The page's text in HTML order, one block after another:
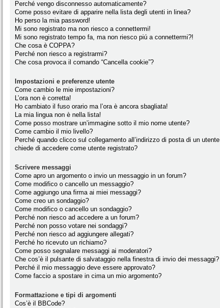
Perché vengo disconnesso automaticamente?
Come posso evitare di apparire nella lista degli utenti in linea?
Ho perso la mia password!
Mi sono registrato ma non riesco a connettermi!
Mi sono registrato tempo fa, ma non riesco piú a connettermi?!
Che cosa è COPPA?
Perché non riesco a registrarmi?
Che cosa provoca il comando “Cancella cookie”?
Impostazioni e preferenze utente
Come cambio le mie impostazioni?
L’ora non è corretta!
Ho cambiato il fuso orario ma l’ora è ancora sbagliata!
La mia lingua non è nella lista!
Come posso mostrare un’immagine sotto il mio nome utente?
Come cambio il mio livello?
Perché quando clicco sul collegamento all’indirizzo di posta di un
chiede di accedere come utente registrato?
Scrivere messaggi
Come apro un argomento o invio un messaggio in un forum?
Come modifico o cancello un messaggio?
Come aggiungo una firma ai miei messaggi?
Come creo un sondaggio?
Come modifico o cancello un sondaggio?
Perché non riesco ad accedere a un forum?
Perché non posso votare nei sondaggi?
Perché non riesco ad aggiungere allegati?
Perché ho ricevuto un richiamo?
Come posso segnalare messaggi ai moderatori?
Che cos’è il pulsante di salvataggio nella finestra di invio dei messaggi?
Perché il mio messaggio deve essere approvato?
Come faccio a spostare in cima un mio argomento?
Formattazione e tipi di argomenti
Cos’è il BBCode?